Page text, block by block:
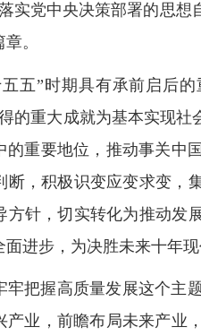
实党中央决策部署的思
。
五”时期具有承前启后
的重大成就为基本实现
的重要地位，推动事关中
断，积极识变应变求变，
方针，切实转化为推动发
进步，为决胜未来十年
牢把握高质量发展这个主
产业，前瞻布局未来产业